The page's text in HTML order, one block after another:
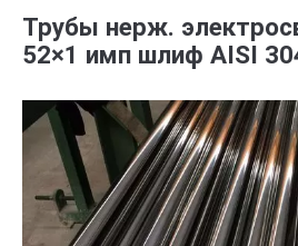
Трубы нерж.
52×1 имп шлиф AISI